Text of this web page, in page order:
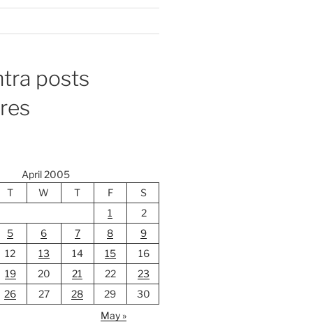
posts
April 2005
T
W T F
S
1
2
5
6 7 8
9
12
13 14 15
16
19
20 21 22
23
26
27 28 29
30
May »